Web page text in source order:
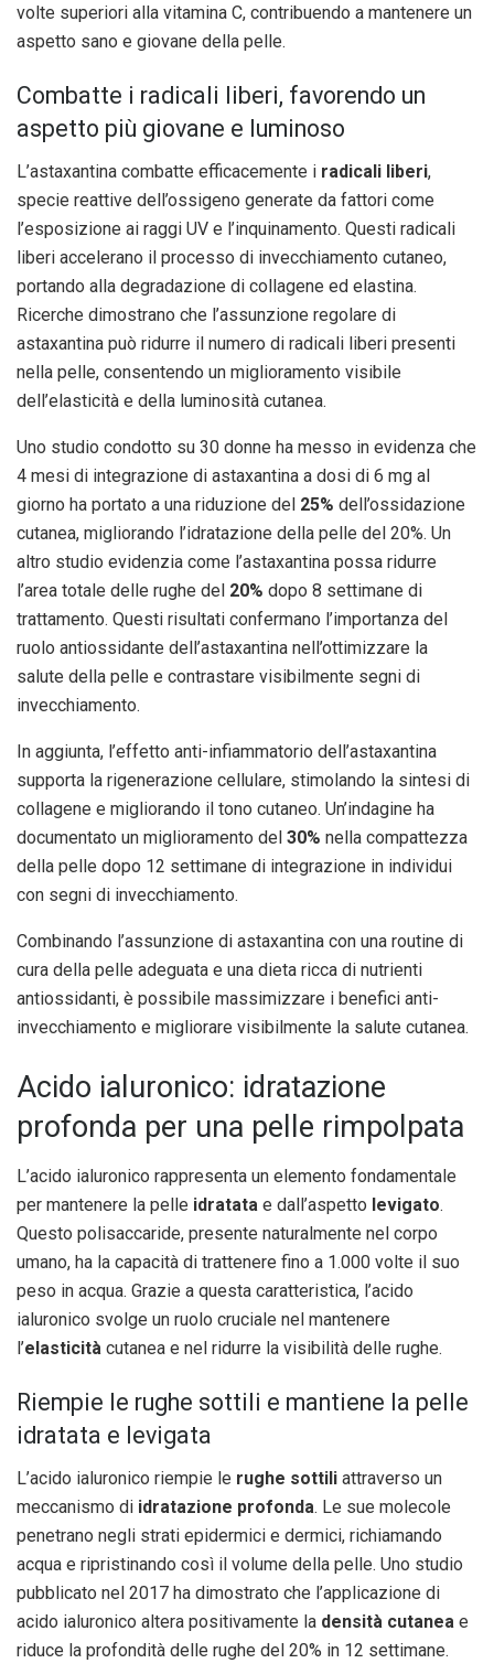
volte superiori alla vitamina C, contribuendo a mantenere un
aspetto sano e giovane della pelle.
Combatte i radicali liberi, favorendo un
aspetto più giovane e luminoso
L’astaxantina combatte efficacemente i radicali liberi,
specie reattive dell’ossigeno generate da fattori come
l’esposizione ai raggi UV e l’inquinamento. Questi radicali
liberi accelerano il processo di invecchiamento cutaneo,
portando alla degradazione di collagene ed elastina.
Ricerche dimostrano che l’assunzione regolare di
astaxantina può ridurre il numero di radicali liberi presenti
nella pelle, consentendo un miglioramento visibile
dell’elasticità e della luminosità cutanea.
Uno studio condotto su 30 donne ha messo in evidenza che
4 mesi di integrazione di astaxantina a dosi di 6 mg al
giorno ha portato a una riduzione del 25% dell’ossidazione
cutanea, migliorando l’idratazione della pelle del 20%. Un
altro studio evidenzia come l’astaxantina possa ridurre
l’area totale delle rughe del 20% dopo 8 settimane di
trattamento. Questi risultati confermano l’importanza del
ruolo antiossidante dell’astaxantina nell’ottimizzare la
salute della pelle e contrastare visibilmente segni di
invecchiamento.
In aggiunta, l’effetto anti-infiammatorio dell’astaxantina
supporta la rigenerazione cellulare, stimolando la sintesi di
collagene e migliorando il tono cutaneo. Un’indagine ha
documentato un miglioramento del 30% nella compattezza
della pelle dopo 12 settimane di integrazione in individui
con segni di invecchiamento.
Combinando l’assunzione di astaxantina con una routine di
cura della pelle adeguata e una dieta ricca di nutrienti
antiossidanti, è possibile massimizzare i benefici anti-
invecchiamento e migliorare visibilmente la salute cutanea.
Acido ialuronico: idratazione
profonda per una pelle rimpolpata
L’acido ialuronico rappresenta un elemento fondamentale
per mantenere la pelle idratata e dall’aspetto levigato.
Questo polisaccaride, presente naturalmente nel corpo
umano, ha la capacità di trattenere fino a 1.000 volte il suo
peso in acqua. Grazie a questa caratteristica, l’acido
ialuronico svolge un ruolo cruciale nel mantenere
l’elasticità cutanea e nel ridurre la visibilità delle rughe.
Riempie le rughe sottili e mantiene la pelle
idratata e levigata
L’acido ialuronico riempie le rughe sottili attraverso un
meccanismo di idratazione profonda. Le sue molecole
penetrano negli strati epidermici e dermici, richiamando
acqua e ripristinando così il volume della pelle. Uno studio
pubblicato nel 2017 ha dimostrato che l’applicazione di
acido ialuronico altera positivamente la densità cutanea e
riduce la profondità delle rughe del 20% in 12 settimane.